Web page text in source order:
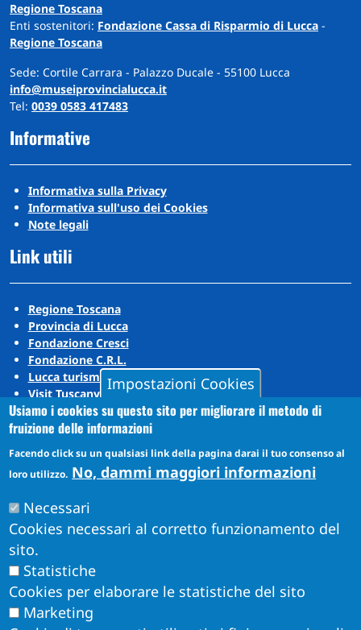
Regione Toscana
Enti sostenitori: Fondazione Cassa di Risparmio di Lucca -
Regione Toscana
Sede: Cortile Carrara - Palazzo Ducale - 55100 Lucca
info@museiprovincialucca.it
Tel: 0039 0583 417483
Informative
Informativa sulla Privacy
Informativa sull'uso dei Cookies
Note legali
Link utili
Regione Toscana
Provincia di Lucca
Fondazione Cresci
Fondazione C.R.L.
Lucca turismo
Visit Tuscany
Puccini Lands
Social media
YouTube
Impostazioni Cookies
Usiamo i cookies su questo sito per migliorare il metodo di
fruizione delle informazioni
Facendo click su un qualsiasi link della pagina darai il tuo consenso al
loro utilizzo. No, dammi maggiori informazioni
Necessari
Cookies necessari al corretto funzionamento del
sito.
Statistiche
Cookies per elaborare le statistiche del sito
Marketing